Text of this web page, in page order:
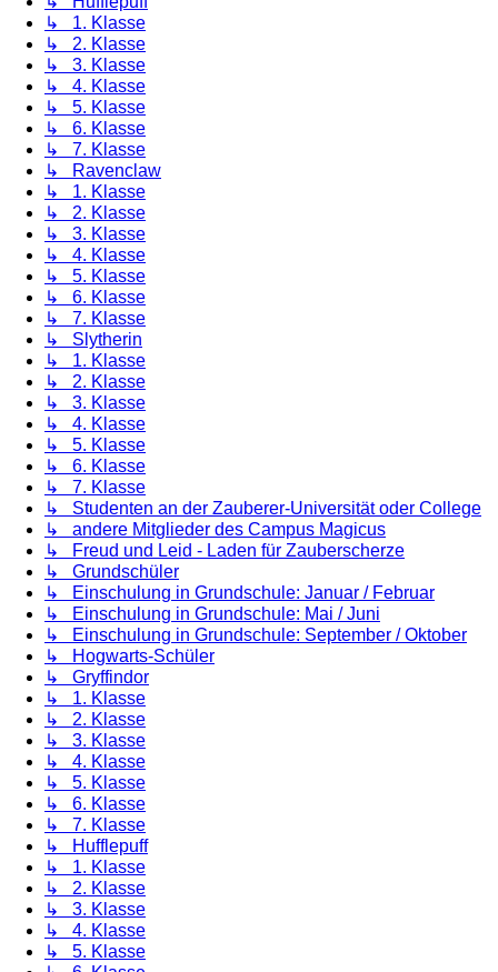
↳ 1. Klasse
↳ 2. Klasse
↳ 3. Klasse
↳ 4. Klasse
↳ 5. Klasse
↳ 6. Klasse
↳ 7. Klasse
↳ Ravenclaw
↳ 1. Klasse
↳ 2. Klasse
↳ 3. Klasse
↳ 4. Klasse
↳ 5. Klasse
↳ 6. Klasse
↳ 7. Klasse
↳ Slytherin
↳ 1. Klasse
↳ 2. Klasse
↳ 3. Klasse
↳ 4. Klasse
↳ 5. Klasse
↳ 6. Klasse
↳ 7. Klasse
↳ Studenten an der Zauberer-Universität oder College
↳ andere Mitglieder des Campus Magicus
↳ Freud und Leid - Laden für Zauberscherze
↳ Grundschüler
↳ Einschulung in Grundschule: Januar / Februar
↳ Einschulung in Grundschule: Mai / Juni
↳ Einschulung in Grundschule: September / Oktober
↳ Hogwarts-Schüler
↳ Gryffindor
↳ 1. Klasse
↳ 2. Klasse
↳ 3. Klasse
↳ 4. Klasse
↳ 5. Klasse
↳ 6. Klasse
↳ 7. Klasse
↳ Hufflepuff
↳ 1. Klasse
↳ 2. Klasse
↳ 3. Klasse
↳ 4. Klasse
↳ 5. Klasse